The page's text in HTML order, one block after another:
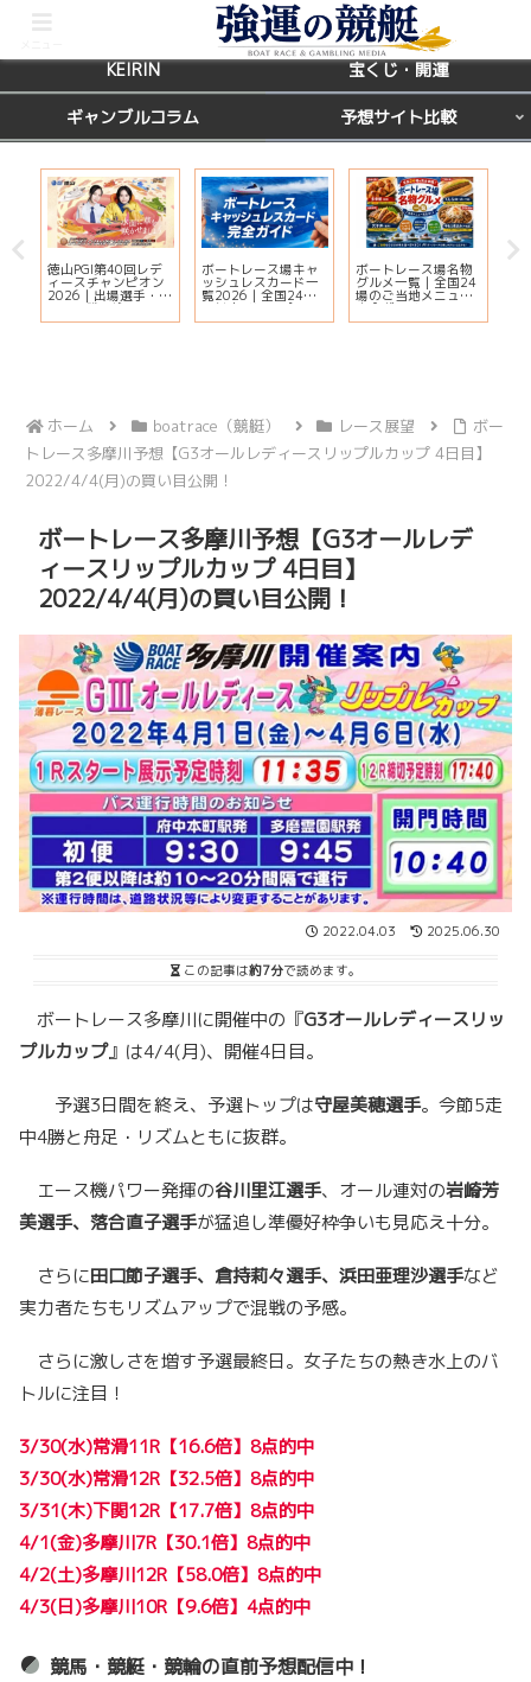
レース場ガイド
KEIRIN 宝くじ・開運
ギャンブルコラム 予想サイト比較
徳山PGI第40回レデ
ィースチャンピオン
2026｜出場選手・ド
リーム戦・注目モー
ター・イベント情報
ボートレース場キャ
ッシュレスカード一
覧2026｜全国24場
の対応状況・ポイン
ト還元・入会方法ま
ボートレース場名物
グルメ一覧｜全国24
場のご当地メニュー
完全ガイド
ホーム boatrace（競艇） レース展望
ボー
トレース多摩川予想【G3オールレディースリップルカップ 4日目】
2022/4/4(月)の買い目公開！
ボートレース多摩川予想【G3オールレデ
ィースリップルカップ 4日目】
2022/4/4(月)の買い目公開！
2022.04.03 2025.06.30
この記事は約7分で読めます。
ボートレース多摩川に開催中の『G3オールレディースリッ
プルカップ』は4/4(月)、開催4日目。
予選3日間を終え、予選トップは守屋美穂選手。今節5走
中4勝と舟足・リズムともに抜群。
エース機パワー発揮の谷川里江選手、オール連対の岩崎芳
美選手、落合直子選手が猛追し準優好枠争いも見応え十分。
さらに田口節子選手、倉持莉々選手、浜田亜理沙選手など
実力者たちもリズムアップで混戦の予感。
さらに激しさを増す予選最終日。女子たちの熱き水上のバ
トルに注目！
3/30(水)常滑11R【16.6倍】 8点的中
3/30(水)常滑12R 【32.5倍】 8点的中
3/31(木)下関12R 【17.7倍】 8点的中
4/1(金)多摩川7R【30.1倍】8点的中
4/2(土)多摩川12R【58.0倍】8点的中
4/3(日)多摩川10R【9.6倍】4点的中
競馬・競艇・競輪の直前予想配信中！